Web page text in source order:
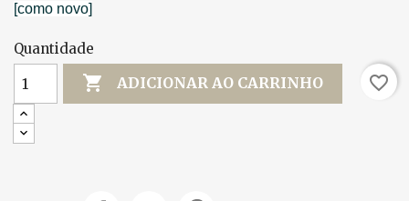
[como novo]
Quantidade
 ADICIONAR AO CARRINHO favorite_border